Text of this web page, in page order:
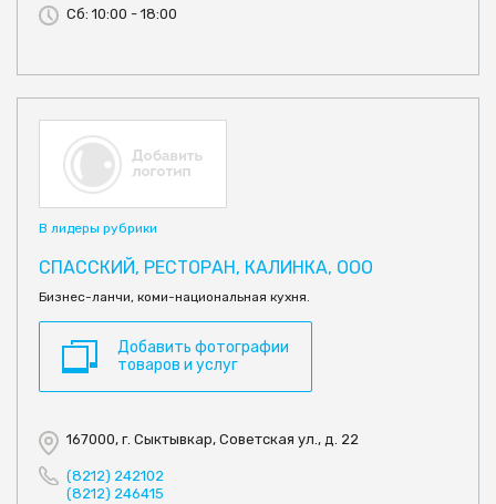
Сб: 10:00 - 18:00
В лидеры рубрики
СПАССКИЙ, РЕСТОРАН, КАЛИНКА, ООО
Бизнес-ланчи, коми-национальная кухня.
Добавить фотографии
товаров и услуг
167000, г. Сыктывкар, Советская ул., д. 22
(8212) 242102
(8212) 246415